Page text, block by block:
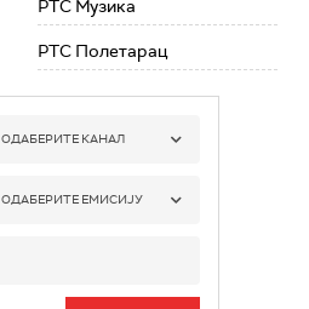
РТС Музика
РТС Полетарац
ОДАБЕРИТЕ КАНАЛ
РТС 1
РТС 3
ОДАБЕРИТЕ ЕМИСИЈУ